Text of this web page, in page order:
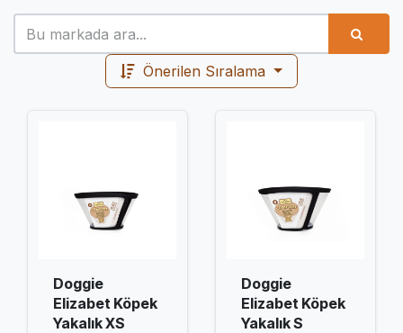
Önerilen Sıralama
Doggie
Elizabet Köpek
Yakalık XS
Doggie
Elizabet Köpek
Yakalık S